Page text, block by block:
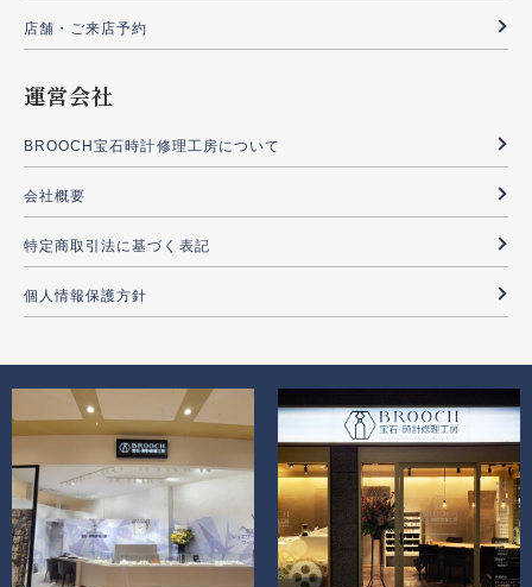
店舗・ご来店予約
運営会社
BROOCH宝石時計修理工房について
会社概要
特定商取引法に基づく表記
個人情報保護方針